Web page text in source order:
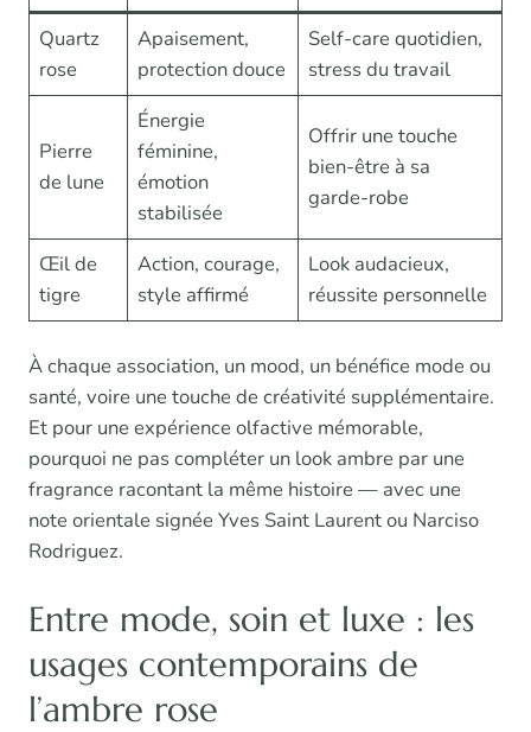
Quartz
rose
Apaisement,
protection douce
Self-care quotidien,
stress du travail
Pierre
de lune
Énergie
féminine,
émotion
stabilisée
Offrir une touche
bien-être à sa
garde-robe
Œil de
tigre
Action, courage,
style affirmé
Look audacieux,
réussite personnelle
À chaque association, un mood, un bénéfice mode ou
santé, voire une touche de créativité supplémentaire.
Et pour une expérience olfactive mémorable,
pourquoi ne pas compléter un look ambre par une
fragrance racontant la même histoire — avec une
note orientale signée Yves Saint Laurent ou Narciso
Rodriguez.
Entre mode, soin et luxe : les
usages contemporains de
l’ambre rose